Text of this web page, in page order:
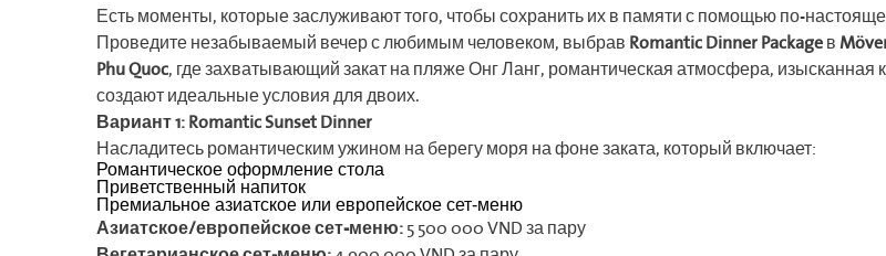
Есть моменты, которые заслуживают того, чтобы сохранить их в памяти с помощью по-
Проведите незабываемый вечер с любимым человеком, выбравRomantic Dinner Packageв
Phu Quoc, где захватывающий закат на пляже Онг Ланг, романтическая атмосфера, изысканная
создают идеальные условия для двоих.
Вариант 1: Romantic Sunset Dinner
Насладитесь романтическим ужином на берегу моря на фоне заката, который включает:
Романтическое оформление стола
Приветственный напиток
Премиальное азиатское или европейское сет-меню
Азиатское/европейское сет-меню:5 500 000 VND за пару